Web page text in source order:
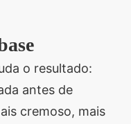
o resultado:
antes de
cremoso, mais